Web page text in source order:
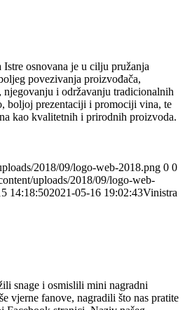
osnovana je u cilju pružanja
povezivanja proizvođača,
njegovanju i održavanju tradicionalnih
boljoj prezentaciji i promociji vina, te
kao kvalitetnih i prirodnih proizvoda.
2018/09/logo-web-2018.png 0 0
uploads/2018/09/logo-web-
14:18:502021-05-16 19:02:43Vinistra
snage i osmislili mini nagradni
vjerne fanove, nagradili što nas pratite